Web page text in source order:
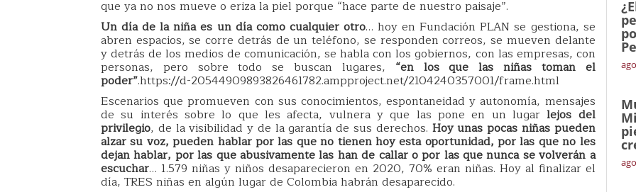
que ya no nos mueve o eriza la piel porque “hace parte de nuestro paisaje”.
Un día de la niña es un día como cualquier otro… hoy en Fundación PLAN se gestiona, se
abren espacios, se corre detrás de un teléfono, se responden correos, se mueven delante
y detrás de los medios de comunicación, se habla con los gobiernos, con las empresas, con
personas, pero sobre todo se buscan lugares, “en los que las niñas toman el
poder”.https://d-20544909893826461782.ampproject.net/2104240357001/frame.html
Escenarios que promueven con sus conocimientos, espontaneidad y autonomía, mensajes
de su interés sobre lo que les afecta, vulnera y que las pone en un lugarlejos del
privilegio, de la visibilidad y de la garantía de sus derechos. Hoy unas pocas niñas pueden
alzar su voz, pueden hablar por las que no tienen hoy esta oportunidad, por las que no les
dejan hablar, por las que abusivamente las han de callar o por las que nunca se volverán a
escuchar… 1.579 niñas y niños desaparecieron en 2020, 70% eran niñas. Hoy al finalizar el
día, TRES niñas en algún lugar de Colombia habrán desaparecido.